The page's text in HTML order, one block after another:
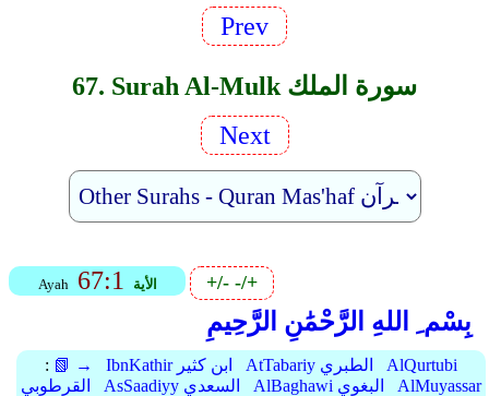
Prev
67. Surah Al-Mulk سورة الملك
Next
Ayah 67:1 الأية +/--/+
بِسْم ِ اللهِ الرَّحْمَٰنِ الرَّحِيمِ
: 📗 → IbnKathir ابن كثير AtTabariy الطبري
AlQurtubi
القرطوبي
AsSaadiyy السعدي AlBaghawi البغوي
AlMuyassar